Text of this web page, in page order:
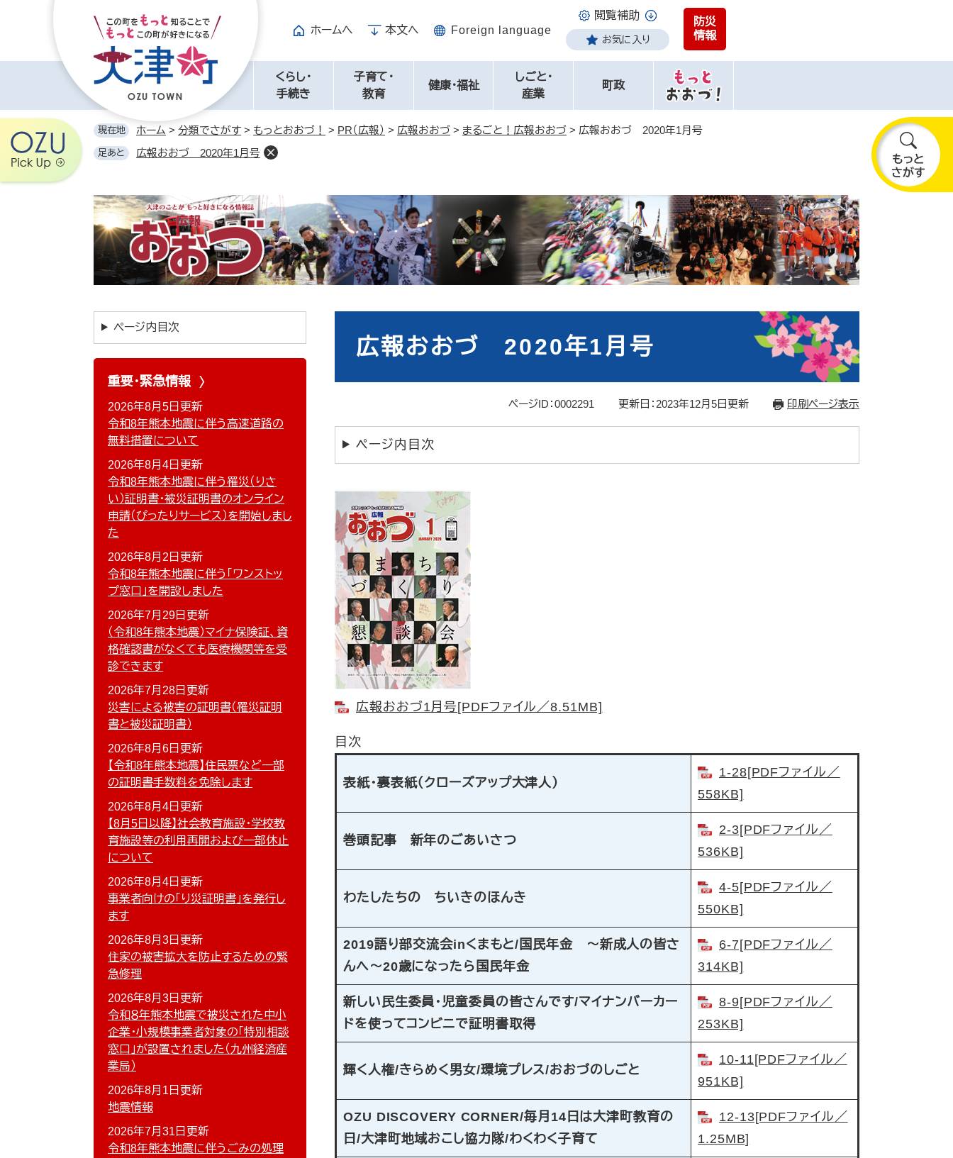
の
で
ー
ば
て
ホームへ 本文へ Foreign language
閲覧補助
お気に入り
防災
情報
くらし・
手続き
子育て・
教育
健康・福祉
しごと・
産業
町政
も
っ
現在地 ホーム > 分類でさがす > もっとおおづ！ > PR（広報） > 広報おおづ > まるごと！広報おおづ > 広報おおづ 2020年1月号
足あと 広報おおづ 2020年1月号
ま
る
ご
と！
広
報
お
広報おおづ 2020年1月号
ページID：0002291 更新日：2023年12月5日更新 印刷ページ表示
ページ内目次
広報おおづ1月号[PDFファイル／8.51MB]
目次
表紙・裏表紙（クローズアップ大津人）
1-28[PDFファイル／
558KB]
巻頭記事 新年のごあいさつ
2-3[PDFファイル／
536KB]
わたしたちの ちいきのほんき
4-5[PDFファイル／
550KB]
2019語り部交流会inくまもと/国民年金 ～新成人の皆さ
んへ～20歳になったら国民年金
6-7[PDFファイル／
314KB]
新しい民生委員・児童委員の皆さんです/マイナンバーカー
ドを使ってコンビニで証明書取得
8-9[PDFファイル／
253KB]
輝く人権/きらめく男女/環境プレス/おおづのしごと
10-11[PDFファイル／
951KB]
OZU DISCOVERY CORNER/毎月14日は大津町教育の
日/大津町地域おこし協力隊/わくわく子育て
12-13[PDFファイル／
1.25MB]
ページ内目次
重要・緊急情報
2026年8月5日更新
令和8年熊本地震に伴う高速道路の
無料措置について
2026年8月4日更新
令和8年熊本地震に伴う罹災（りさ
い）証明書・被災証明書のオンライン
申請（ぴったりサービス）を開始しまし
た
2026年8月2日更新
令和8年熊本地震に伴う「ワンストッ
プ窓口」を開設しました
2026年7月29日更新
（令和8年熊本地震）マイナ保険証、資
格確認書がなくても医療機関等を受
診できます
2026年7月28日更新
災害による被害の証明書（罹災証明
書と被災証明書）
2026年8月6日更新
【令和8年熊本地震】住民票など一部
の証明書手数料を免除します
2026年8月4日更新
【8月5日以降】社会教育施設・学校教
育施設等の利用再開および一部休止
について
2026年8月4日更新
事業者向けの「り災証明書」を発行し
ます
2026年8月3日更新
住家の被害拡大を防止するための緊
急修理
2026年8月3日更新
令和８年熊本地震で被災された中小
企業・小規模事業者対象の「特別相談
窓口」が設置されました（九州経済産
業局）
2026年8月1日更新
地震情報
2026年7月31日更新
令和8年熊本地震に伴うごみの処理